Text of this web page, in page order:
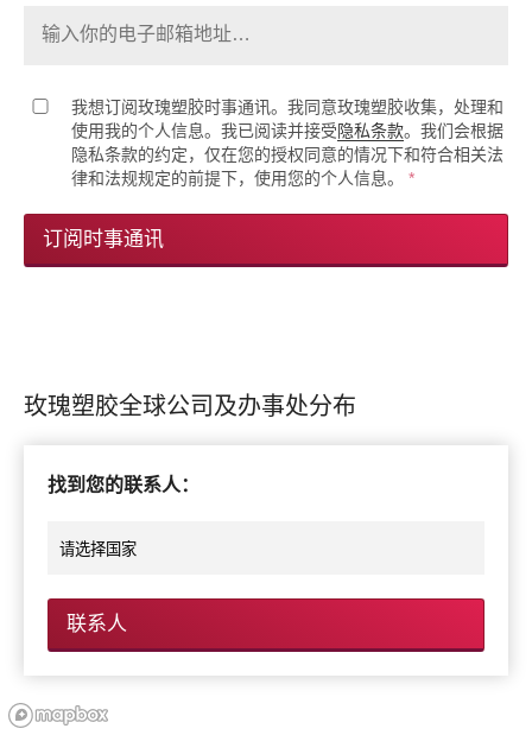
我想订阅玫瑰塑胶时事通讯。我同意玫瑰塑胶收集，处理和
使用我的个人信息。我已阅读并接受隐私条款。我们会根据
隐私条款的约定，仅在您的授权同意的情况下和符合相关法
律和法规规定的前提下，使用您的个人信息。 *
订阅时事通讯
玫瑰塑胶全球公司及办事处分布
找到您的联系人：
联系人